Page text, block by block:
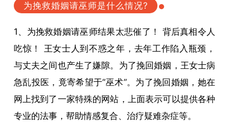
为挽救婚姻请巫师是什么情况?
1、为挽救婚姻请巫师结果太悲催了！ 背后真相令人
吃惊！ 王女士人到不惑之年，去年工作陷入瓶颈，
与丈夫之间也产生了嫌隙。为了挽回婚姻，王女士病
急乱投医，竟寄希望于“巫术”。为了挽回婚姻，她在
网上找到了一家特殊的网站，上面表示可以提供各种
专业的法事，帮助情感复合、治疗疑难杂症等。